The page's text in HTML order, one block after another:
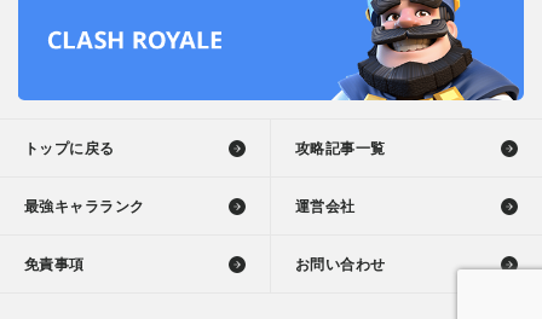
トップに戻る 攻略記事一覧
最強キャラランク 運営会社
免責事項 お問い合わせ